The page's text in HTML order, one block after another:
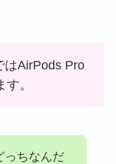
はAirPods Pro
。
っちなんだ